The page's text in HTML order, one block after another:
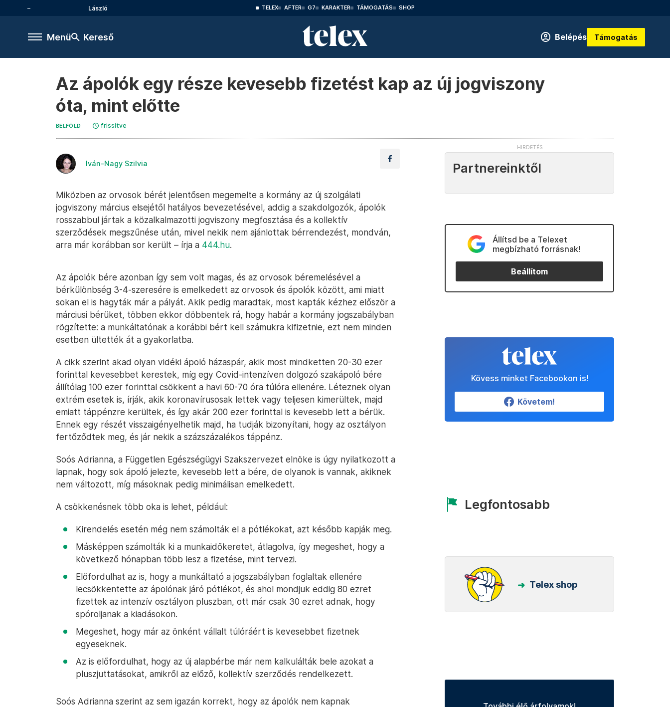
László TELEX AFTER G7 KARAKTER TÁMOGATÁS SHOP
Menü Kereső Belépés Támogatás
Az ápolók egy része kevesebb fizetést kap az új jogviszony
óta, mint előtte
BELFÖLD frissítve
Iván-Nagy Szilvia
Miközben az orvosok bérét jelentősen megemelte a kormány az új szolgálati
jogviszony március elsejétől hatályos bevezetésével, addig a szakdolgozók, ápolók
rosszabbul jártak a közalkalmazotti jogviszony megfosztása és a kollektív
szerződések megszűnése után, mivel nekik nem ajánlottak bérrendezést, mondván,
arra már korábban sor került – írja a 444.hu.
Az ápolók bére azonban így sem volt magas, és az orvosok béremelésével a
bérkülönbség 3-4-szeresére is emelkedett az orvosok és ápolók között, ami miatt
sokan el is hagyták már a pályát. Akik pedig maradtak, most kapták kézhez először a
márciusi bérüket, többen ekkor döbbentek rá, hogy habár a kormány jogszabályban
rögzítette: a munkáltatónak a korábbi bért kell számukra kifizetnie, ezt nem minden
esetben ültették át a gyakorlatba.
A cikk szerint akad olyan vidéki ápoló házaspár, akik most mindketten 20-30 ezer
forinttal kevesebbet kerestek, míg egy Covid-intenzíven dolgozó szakápoló bére
állítólag 100 ezer forinttal csökkent a havi 60-70 óra túlóra ellenére. Léteznek olyan
extrém esetek is, írják, akik koronavírusosak lettek vagy teljesen kimerültek, majd
emiatt táppénzre kerültek, és így akár 200 ezer forinttal is kevesebb lett a bérük.
Ennek egy részét visszaigényelhetik majd, ha tudják bizonyítani, hogy az osztályon
fertőződtek meg, és jár nekik a százszázalékos táppénz.
Soós Adrianna, a Független Egészségügyi Szakszervezet elnöke is úgy nyilatkozott a
lapnak, hogy sok ápoló jelezte, kevesebb lett a bére, de olyanok is vannak, akiknek
nem változott, míg másoknak pedig minimálisan emelkedett.
A csökkenésnek több oka is lehet, például:
Kirendelés esetén még nem számolták el a pótlékokat, azt később kapják meg.
Másképpen számolták ki a munkaidőkeretet, átlagolva, így megeshet, hogy a
következő hónapban több lesz a fizetése, mint tervezi.
Előfordulhat az is, hogy a munkáltató a jogszabályban foglaltak ellenére
lecsökkentette az ápolónak járó pótlékot, és ahol mondjuk eddig 80 ezret
fizettek az intenzív osztályon pluszban, ott már csak 30 ezret adnak, hogy
spóroljanak a kiadásokon.
Megeshet, hogy már az önként vállalt túlóráért is kevesebbet fizetnek
egyeseknek.
Az is előfordulhat, hogy az új alapbérbe már nem kalkulálták bele azokat a
pluszjuttatásokat, amikről az előző, kollektív szerződés rendelkezett.
Soós Adrianna szerint az sem igazán korrekt, hogy az ápolók nem kapnak
Partnereinktől
Állítsd be a Telexet
megbízható forrásnak!
Beállítom
Kövess minket Facebookon is!
Követem!
Legfontosabb
Telex shop